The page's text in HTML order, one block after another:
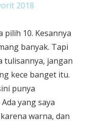
2018
10. Kesannya
banyak. Tapi
tulisannya, jangan
kece banget itu.
punya
yang saya
warna, dan